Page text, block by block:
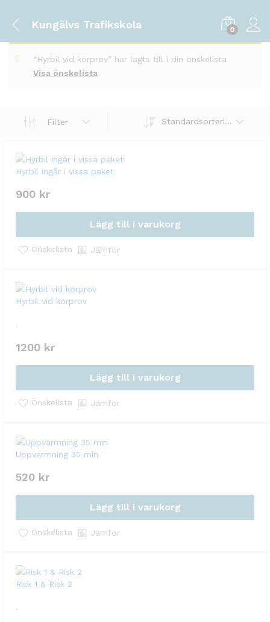
Kungälvs Trafikskola 0
Visa önskelista
“Hyrbil vid körprov” har lagts till i din önskelista
Filter Standardsortering
Hyrbil ingår i vissa paket
900 kr
Lägg till i varukorg
Önskelista Jämför
Hyrbil vid körprov
.
1200 kr
Lägg till i varukorg
Önskelista Jämför
Uppvärmning 35 min
520 kr
Lägg till i varukorg
Önskelista Jämför
‏Risk 1 & Risk 2
.